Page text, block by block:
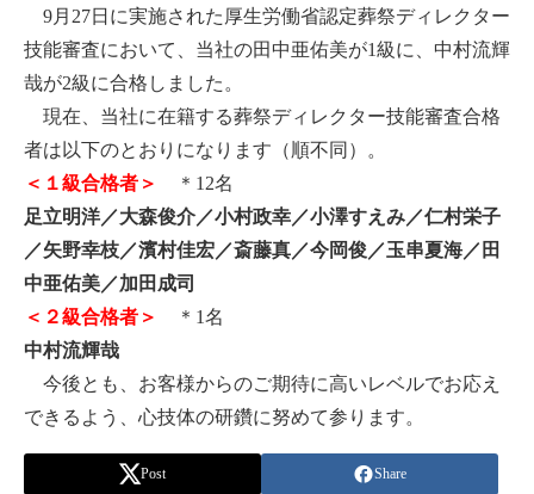
9月27日に実施された厚生労働省認定葬祭ディレクター
技能審査において、当社の田中亜佑美が1級に、中村流輝
哉が2級に合格しました。
現在、当社に在籍する葬祭ディレクター技能審査合格
者は以下のとおりになります（順不同）。
＜１級合格者＞
＊12名
足立明洋／大森俊介／小村政幸／小澤すえみ／仁村栄子
／矢野幸枝／濱村佳宏／斎藤真／今岡俊／玉串夏海／田
中亜佑美／加田成司
＜２級合格者＞
＊1名
中村流輝哉
今後とも、お客様からのご期待に高いレベルでお応え
できるよう、心技体の研鑽に努めて参ります。
Post Share